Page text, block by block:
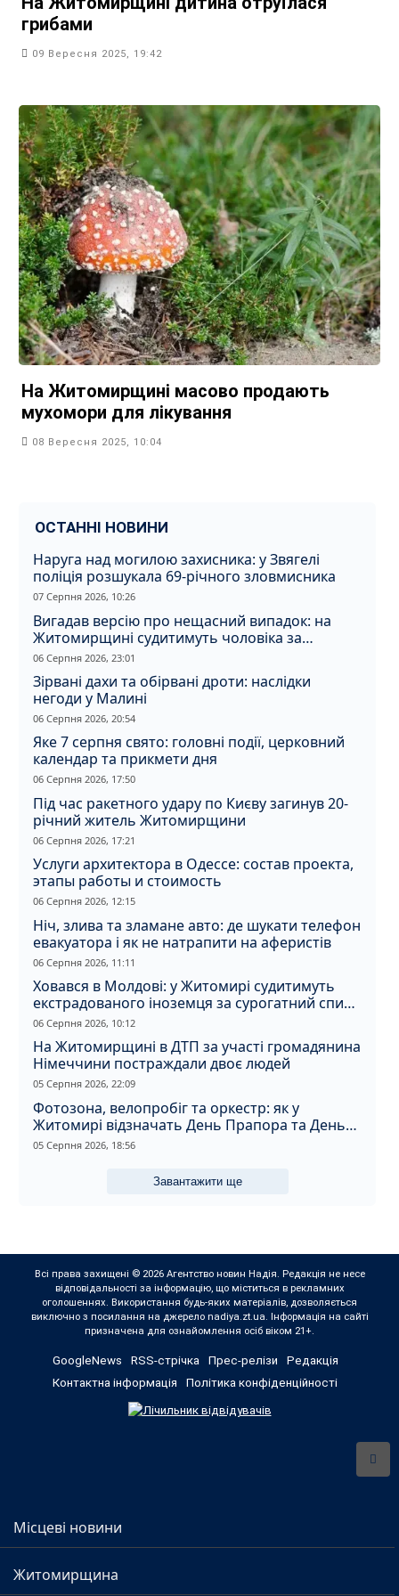
грибами
09 Вересня 2025, 19:42
На Житомирщині масово продають
мухомори для лікування
08 Вересня 2025, 10:04
ОСТАННІ НОВИНИ
Наруга над могилою захисника: у Звягелі
поліція розшукала 69-річного зловмисника
07 Серпня 2026, 10:26
Вигадав версію про нещасний випадок: на
Житомирщині судитимуть чоловіка за
вбивство співмешканки
06 Серпня 2026, 23:01
Зірвані дахи та обірвані дроти: наслідки
негоди у Малині
06 Серпня 2026, 20:54
Яке 7 серпня свято: головні події, церковний
календар та прикмети дня
06 Серпня 2026, 17:50
Під час ракетного удару по Києву загинув 20-
річний житель Житомирщини
06 Серпня 2026, 17:21
Услуги архитектора в Одессе: состав проекта,
этапы работы и стоимость
06 Серпня 2026, 12:15
Ніч, злива та зламане авто: де шукати телефон
евакуатора і як не натрапити на аферистів
06 Серпня 2026, 11:11
Ховався в Молдові: у Житомирі судитимуть
екстрадованого іноземця за сурогатний спирт
і відмивання грошей
06 Серпня 2026, 10:12
На Житомирщині в ДТП за участі громадянина
Німеччини постраждали двоє людей
05 Серпня 2026, 22:09
Фотозона, велопробіг та оркестр: як у
Житомирі відзначать День Прапора та День
Незалежності
05 Серпня 2026, 18:56
Завантажити ще
Всі права захищені © 2026 Агентство новин Надія. Редакція не несе
відповідальності за інформацію, що міститься в рекламних
оголошеннях. Використання будь-яких матеріалів, дозволяється
виключно з посилання на джерело nadiya.zt.ua. Інформація на сайті
призначена для ознайомлення осіб віком 21+.
GoogleNews RSS-стрічка Прес-релізи
Редакція
Контактна інформація
Політика конфіденційності
Місцеві новини
Житомирщина